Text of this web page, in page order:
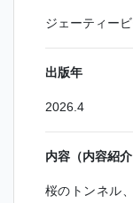
ジェーティー
出版年
2026.4
内容（内容紹介
桜のトンネル